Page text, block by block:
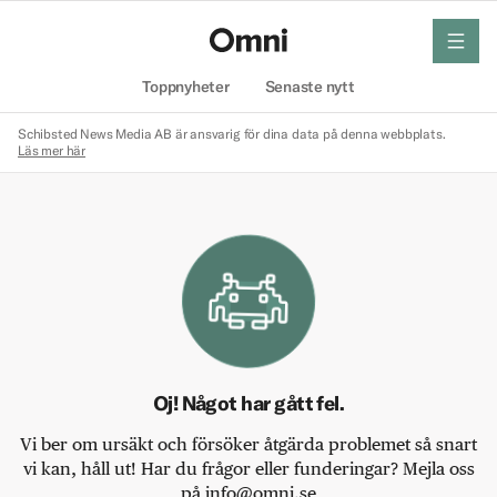
Toppnyheter Senaste nytt
meny
Schibsted News Media AB är ansvarig för dina data på denna webbplats.
Läs mer här
Oj! Något har gått fel.
Vi ber om ursäkt och försöker åtgärda problemet så snart
vi kan, håll ut! Har du frågor eller funderingar? Mejla oss